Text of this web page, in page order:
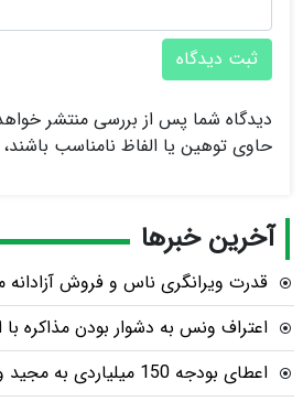
ثبت دیدگاه
دیدگاه شما پس از بررسی منتشر
حاوی توهین یا الفاظ نامناسب
آخرین خبرها
قدرت ویرانگری ناس و فروش
اعتراف ونس به دشوار بودن مذاکره با
اعطای بودجه 150 میلیاردی به مجید واشقانی خبرساز شد